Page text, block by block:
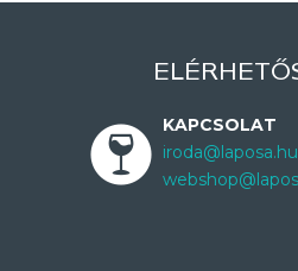
KAPCSOLAT
iroda@laposa.hu